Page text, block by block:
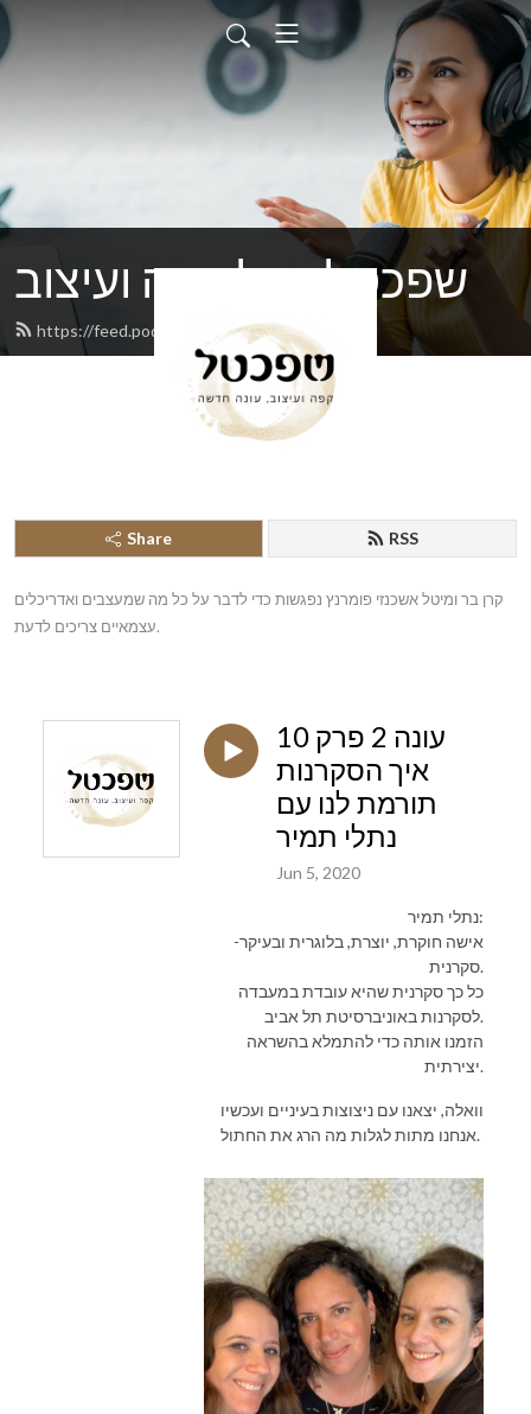
שפכטל - על קפה ועיצוב
https://feed.podbean.com/shpachtel/feed.xml
Share RSS
קרן בר ומיטל אשכנזי פומרנץ נפגשות כדי לדבר על כל מה שמעצבים ואדריכלים
עצמאיים צריכים לדעת.
עונה 2 פרק 10
איך הסקרנות
תורמת לנו עם
נתלי תמיר
Jun 5, 2020
נתלי תמיר:
אישה חוקרת, יוצרת, בלוגרית ובעיקר-
סקרנית.
כל כך סקרנית שהיא עובדת במעבדה
לסקרנות באוניברסיטת תל אביב.
הזמנו אותה כדי להתמלא בהשראה
יצירתית.
וואלה, יצאנו עם ניצוצות בעיניים ועכשיו
אנחנו מתות לגלות מה הרג את החתול.